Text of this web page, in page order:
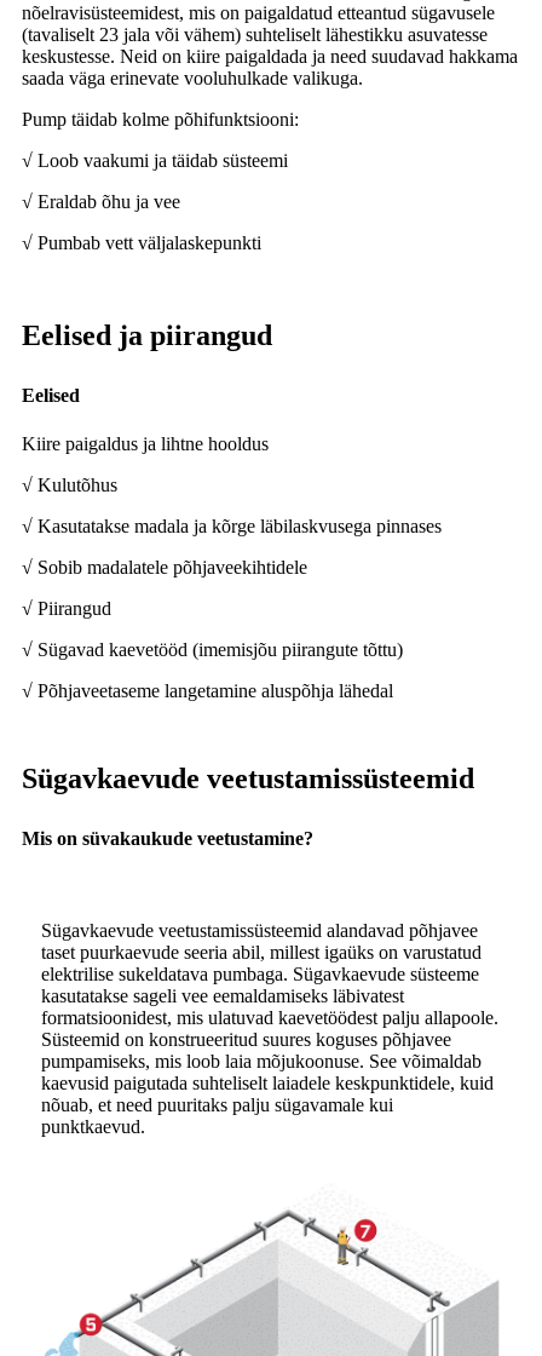
nõelravisüsteemidest, mis on paigaldatud etteantud sügavusele
(tavaliselt 23 jala või vähem) suhteliselt lähestikku asuvatesse
keskustesse. Neid on kiire paigaldada ja need suudavad hakkama
saada väga erinevate vooluhulkade valikuga.
Pump täidab kolme põhifunktsiooni:
√ Loob vaakumi ja täidab süsteemi
√ Eraldab õhu ja vee
√ Pumbab vett väljalaskepunkti
Eelised ja piirangud
Eelised
Kiire paigaldus ja lihtne hooldus
√ Kulutõhus
√ Kasutatakse madala ja kõrge läbilaskvusega pinnases
√ Sobib madalatele põhjaveekihtidele
√ Piirangud
√ Sügavad kaevetööd (imemisjõu piirangute tõttu)
√ Põhjaveetaseme langetamine aluspõhja lähedal
Sügavkaevude veetustamissüsteemid
Mis on süvakaukude veetustamine?
Sügavkaevude veetustamissüsteemid alandavad põhjavee
taset puurkaevude seeria abil, millest igaüks on varustatud
elektrilise sukeldatava pumbaga. Sügavkaevude süsteeme
kasutatakse sageli vee eemaldamiseks läbivatest
formatsioonidest, mis ulatuvad kaevetöödest palju allapoole.
Süsteemid on konstrueeritud suures koguses põhjavee
pumpamiseks, mis loob laia mõjukoonuse. See võimaldab
kaevusid paigutada suhteliselt laiadele keskpunktidele, kuid
nõuab, et need puuritaks palju sügavamale kui
punktkaevud.